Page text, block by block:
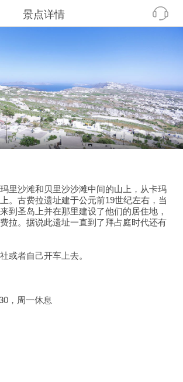
景点详情
里沙滩和贝里沙沙滩中间的山上，从卡玛
。古费拉遗址建于公元前19世纪左右，当
到圣岛上并在那里建设了他们的居住地，
拉。据说此遗址一直到了拜占庭时代还有
或者自己开车上去。
，周一休息